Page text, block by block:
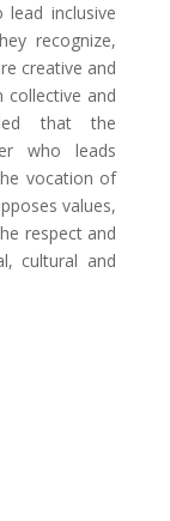
inclusive
recognize,
creative and
collective and
that the
who leads
vocation of
values,
respect and
cultural and